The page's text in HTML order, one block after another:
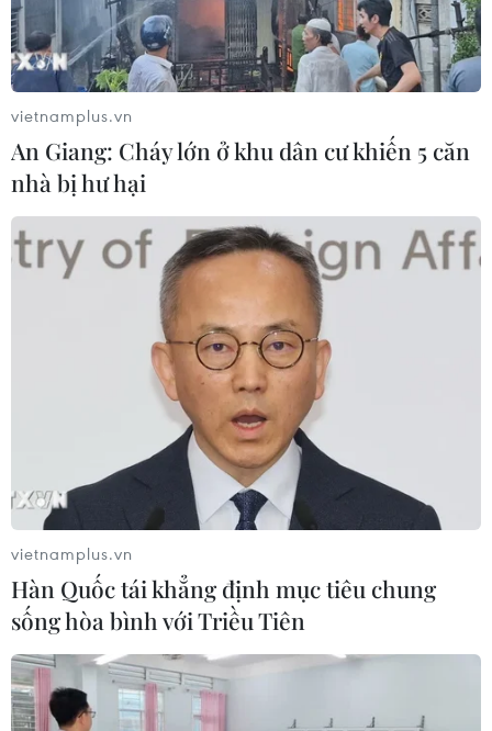
thông phát triển mạnh mẽ
13/01/2021 22:15
Mạng lưới bưu chính, viễn thông và hệ thống cơ sở hạ
tầng thông tin quốc gia đã có những bước phát triển
nhanh chóng trong năm 2020.
vietnamplus.vn
An Giang: Cháy lớn ở khu dân cư khiến 5 căn
nhà bị hư hại
vietnamplus.vn
Hàn Quốc tái khẳng định mục tiêu chung
sống hòa bình với Triều Tiên